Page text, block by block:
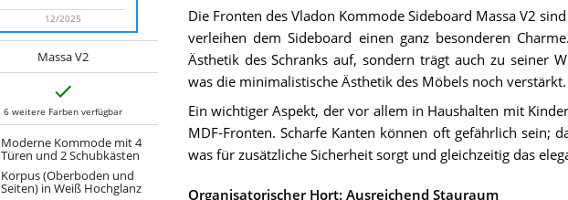
12/2025
Massa V2
6 weitere Farben verfügbar
Moderne Kommode mit 4
Türen und 2 Schubkästen
Korpus (Oberboden und
Seiten) in Weiß Hochglanz
Die Fronten des Vladon Kommode Sideboard Massa V2
verleihen dem Sideboard einen ganz besonderen
Ästhetik des Schranks auf, sondern trägt auch zu seiner
was die minimalistische Ästhetik des Möbels noch verstärkt.
Ein wichtiger Aspekt, der vor allem in Haushalten mit
MDF-Fronten. Scharfe Kanten können oft gefährlich sein;
was für zusätzliche Sicherheit sorgt und gleichzeitig das
Organisatorischer Hort: Ausreichend Stauraum